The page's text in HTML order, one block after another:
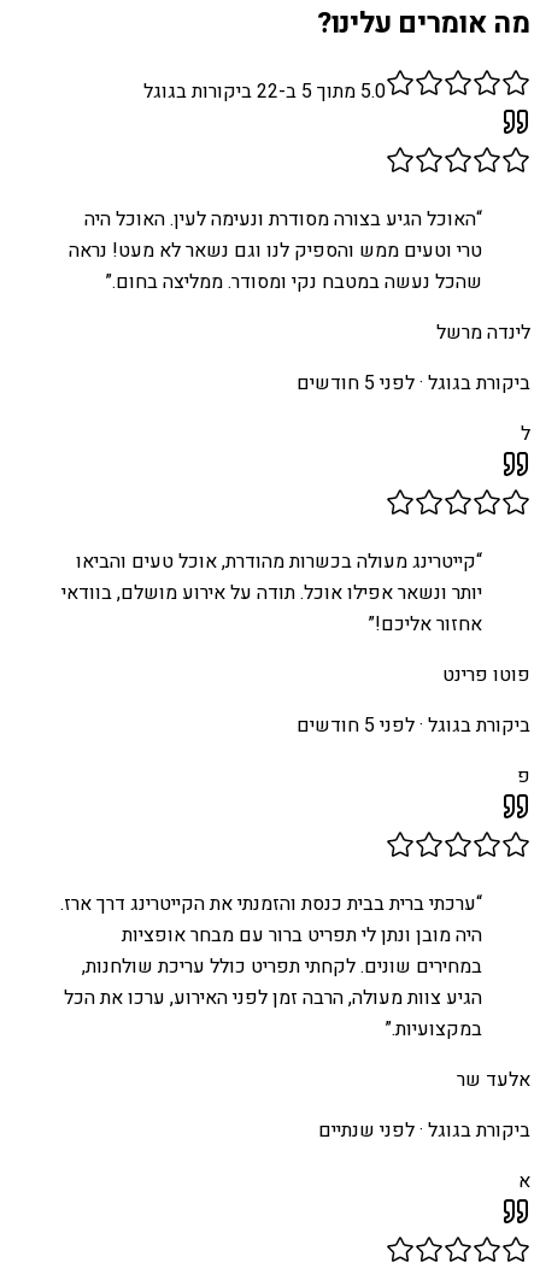
מה אומרים עלינו?
5.0 מתוך 5 ב- 22ביקורות בגוגל
“האוכל הגיע בצורה מסודרת ונעימה לעין. האוכל היה
טרי וטעים ממש והספיק לנו וגם נשאר לא מעט! נראה
שהכל נעשה במטבח נקי ומסודר. ממליצה בחום.”
לינדה מרשל
ביקורת בגוגל ·לפני 5 חודשים
ל
“קייטרינג מעולה בכשרות מהודרת, אוכל טעים והביאו
יותר ונשאר אפילו אוכל. תודה על אירוע מושלם, בוודאי
אחזור אליכם!”
פוטו פרינט
ביקורת בגוגל ·לפני 5 חודשים
פ
“ערכתי ברית בבית כנסת והזמנתי את הקייטרינג דרך ארז.
היה מובן ונתן לי תפריט ברור עם מבחר אופציות
במחירים שונים. לקחתי תפריט כולל עריכת שולחנות,
הגיע צוות מעולה, הרבה זמן לפני האירוע, ערכו את הכל
במקצועיות.”
אלעד שר
ביקורת בגוגל ·לפני שנתיים
א